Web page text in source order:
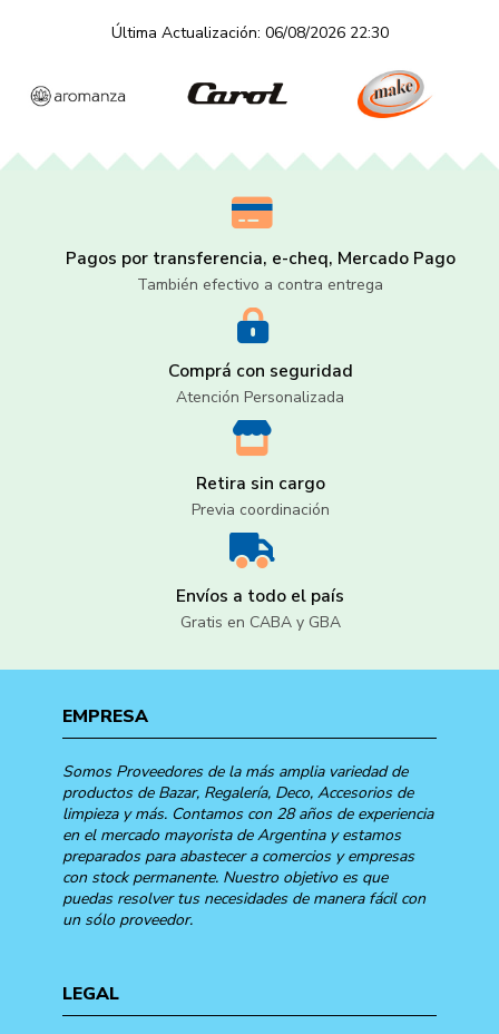
Última Actualización: 06/08/2026 22:30
Pagos por transferencia, e-cheq, Mercado Pago
También efectivo a contra entrega
Comprá con seguridad
Atención Personalizada
Retira sin cargo
Previa coordinación
Envíos a todo el país
Gratis en CABA y GBA
EMPRESA
Somos Proveedores de la más amplia variedad de
productos de Bazar, Regalería, Deco, Accesorios de
limpieza y más. Contamos con 28 años de experiencia
en el mercado mayorista de Argentina y estamos
preparados para abastecer a comercios y empresas
con stock permanente. Nuestro objetivo es que
puedas resolver tus necesidades de manera fácil con
un sólo proveedor.
LEGAL